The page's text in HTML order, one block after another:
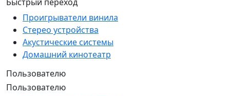
Проигрыватели винила
Стерео устройства
Акустические системы
Домашний кинотеатр
Пользователю
Пользователю